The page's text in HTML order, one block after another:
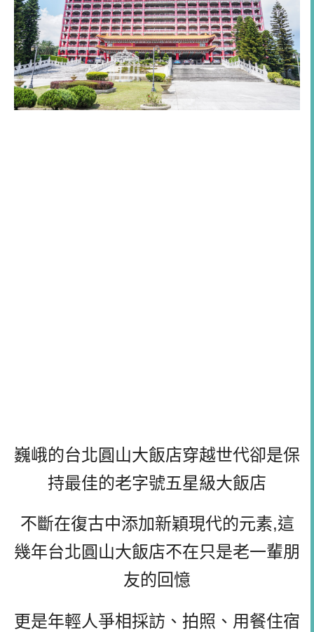
巍峨的台北圓山大飯店穿越世代卻是保
持最佳的老字號五星級大飯店
不斷在復古中添加新穎現代的元素,這
幾年台北圓山大飯店不在只是老一輩朋
友的回憶
更是年輕人爭相採訪、拍照、用餐住宿